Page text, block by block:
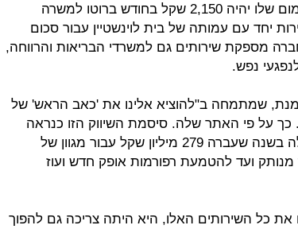
כשהוא ימצא עבודה, שכר המינימום שלו יהיה 2,150 שקל בחודש ברוטו למשרה
יחד עם עמותה של בית לוינשטיין עבור סכום
שקל. החברה מספקת שירותים גם למשרדי הבריאות והרווחה,
נפש.
שמתמחה ב"להוציא אלינו את 'כאב הראש' של
כך על פי האתר שלה. סיסמת השיווק הזו כנראה
דיברה אל משרד החינוך, שנתן לה בשנה שעברה 279 מיליון שקל עבור מגוון של
מנותק ועד להטמעת רפורמות אופק חדש ועוז
כל השירותים האלו, היא היתה צריכה גם להפוך